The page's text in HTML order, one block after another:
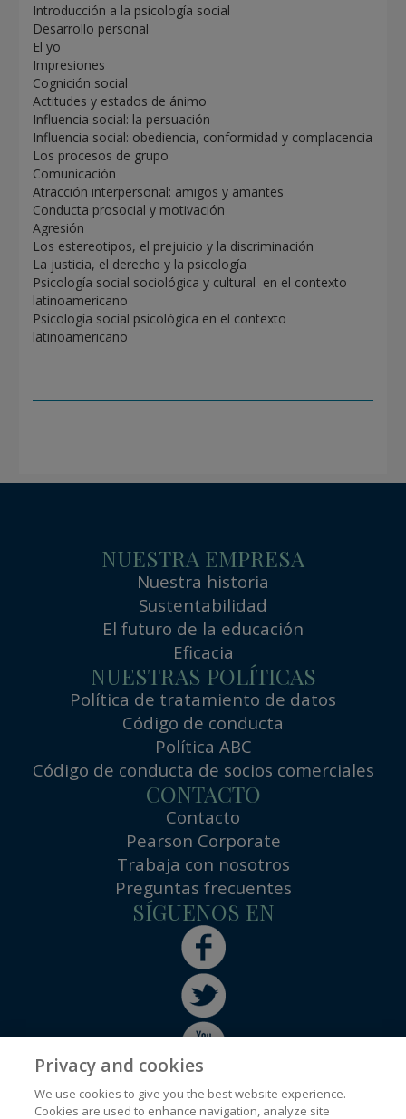
Introducción a la psicología social
Desarrollo personal
El yo
Impresiones
Cognición social
Actitudes y estados de ánimo
Influencia social: la persuación
Influencia social: obediencia, conformidad y complacencia
Los procesos de grupo
Comunicación
Atracción interpersonal: amigos y amantes
Conducta prosocial y motivación
Agresión
Los estereotipos, el prejuicio y la discriminación
La justicia, el derecho y la psicología
Psicología social sociológica y cultural en el contexto
latinoamericano
Psicología social psicológica en el contexto
latinoamericano
NUESTRA EMPRESA
Nuestra historia
Sustentabilidad
El futuro de la educación
Eficacia
NUESTRAS POLÍTICAS
Política de tratamiento de datos
Código de conducta
Política ABC
Código de conducta de socios comerciales
CONTACTO
Contacto
Pearson Corporate
Trabaja con nosotros
Preguntas frecuentes
SÍGUENOS EN
Privacy and cookies
We use cookies to give you the best website experience.
Cookies are used to enhance navigation, analyze site